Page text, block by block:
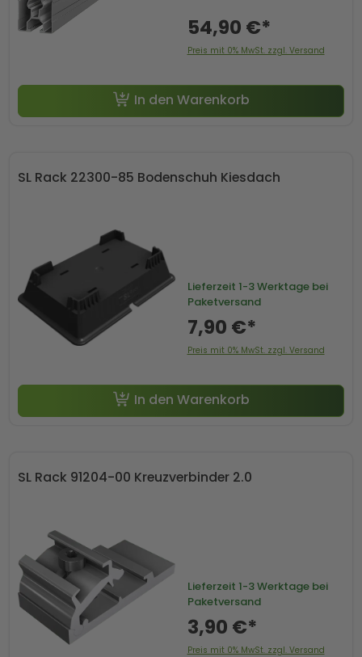
54,90 €*
Preis mit 0% MwSt. zzgl. Versand
In den Warenkorb
SL Rack 22300-85 Bodenschuh Kiesdach
Lieferzeit 1-3 Werktage bei
Paketversand
7,90 €*
Preis mit 0% MwSt. zzgl. Versand
In den Warenkorb
SL Rack 91204-00 Kreuzverbinder 2.0
Lieferzeit 1-3 Werktage bei
Paketversand
3,90 €*
Preis mit 0% MwSt. zzgl. Versand